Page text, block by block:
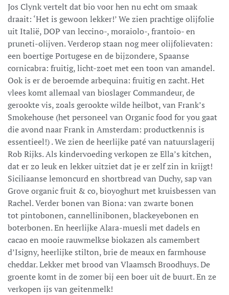
Jos Clynk vertelt dat bio voor hen nu echt om smaak
draait: ‘Het is gewoon lekker!’ We zien prachtige olijfolie
uit Italië, DOP van leccino-, moraiolo-, frantoio- en
pruneti-olijven. Verderop staan nog meer olijfolievaten:
een boertige Portugese en de bijzondere, Spaanse
cornicabra: fruitig, licht-zoet met een toon van amandel.
Ook is er de beroemde arbequina: fruitig en zacht. Het
vlees komt allemaal van bioslager Commandeur, de
gerookte vis, zoals gerookte wilde heilbot, van Frank’s
Smokehouse (het personeel van Organic food for you gaat
die avond naar Frank in Amsterdam: productkennis is
essentieel!) . We zien de heerlijke paté van natuurslagerij
Rob Rijks. Als kindervoeding verkopen ze Ella’s kitchen,
dat er zo leuk en lekker uitziet dat je er zelf zin in krijgt!
Siciliaanse lemoncurd en shortbread van Duchy, sap van
Grove organic fruit & co, bioyoghurt met kruisbessen van
Rachel. Verder bonen van Biona: van zwarte bonen
tot pintobonen, cannellinibonen, blackeyebonen en
boterbonen. En heerlijke Alara-muesli met dadels en
cacao en mooie rauwmelkse biokazen als camembert
d’Isigny, heerlijke stilton, brie de meaux en farmhouse
cheddar. Lekker met brood van Vlaamsch Broodhuys. De
groente komt in de zomer bij een boer uit de buurt. En ze
verkopen ijs van geitenmelk!